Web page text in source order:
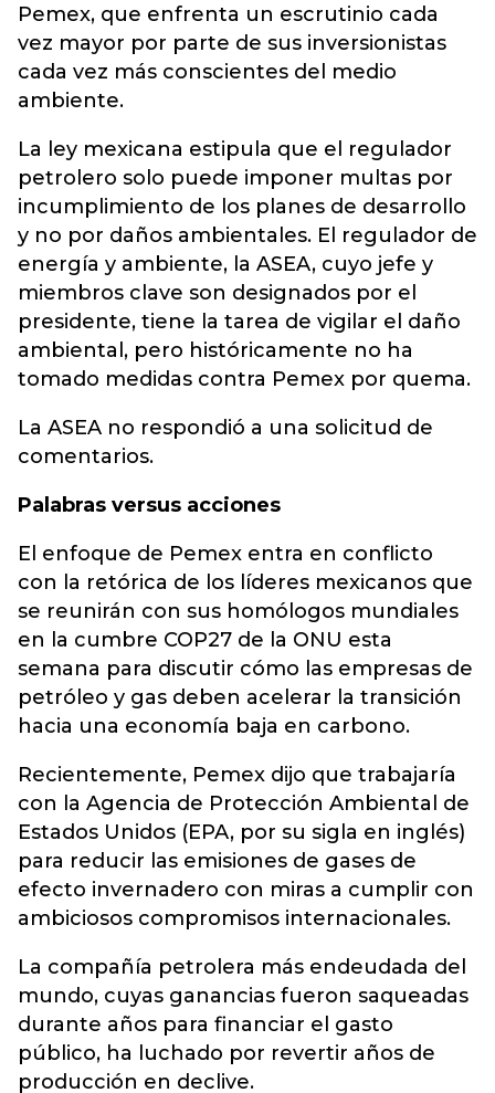
Pemex, que enfrenta un escrutinio cada
vez mayor por parte de sus inversionistas
cada vez más conscientes del medio
ambiente.
La ley mexicana estipula que el regulador
petrolero solo puede imponer multas por
incumplimiento de los planes de desarrollo
y no por daños ambientales. El regulador de
energía y ambiente, la ASEA, cuyo jefe y
miembros clave son designados por el
presidente, tiene la tarea de vigilar el daño
ambiental, pero históricamente no ha
tomado medidas contra Pemex por quema.
La ASEA no respondió a una solicitud de
comentarios.
Palabras versus acciones
El enfoque de Pemex entra en conflicto
con la retórica de los líderes mexicanos que
se reunirán con sus homólogos mundiales
en la cumbre COP27 de la ONU esta
semana para discutir cómo las empresas de
petróleo y gas deben acelerar la transición
hacia una economía baja en carbono.
Recientemente, Pemex dijo que trabajaría
con la Agencia de Protección Ambiental de
Estados Unidos (EPA, por su sigla en inglés)
para reducir las emisiones de gases de
efecto invernadero con miras a cumplir con
ambiciosos compromisos internacionales.
La compañía petrolera más endeudada del
mundo, cuyas ganancias fueron saqueadas
durante años para financiar el gasto
público, ha luchado por revertir años de
producción en declive.